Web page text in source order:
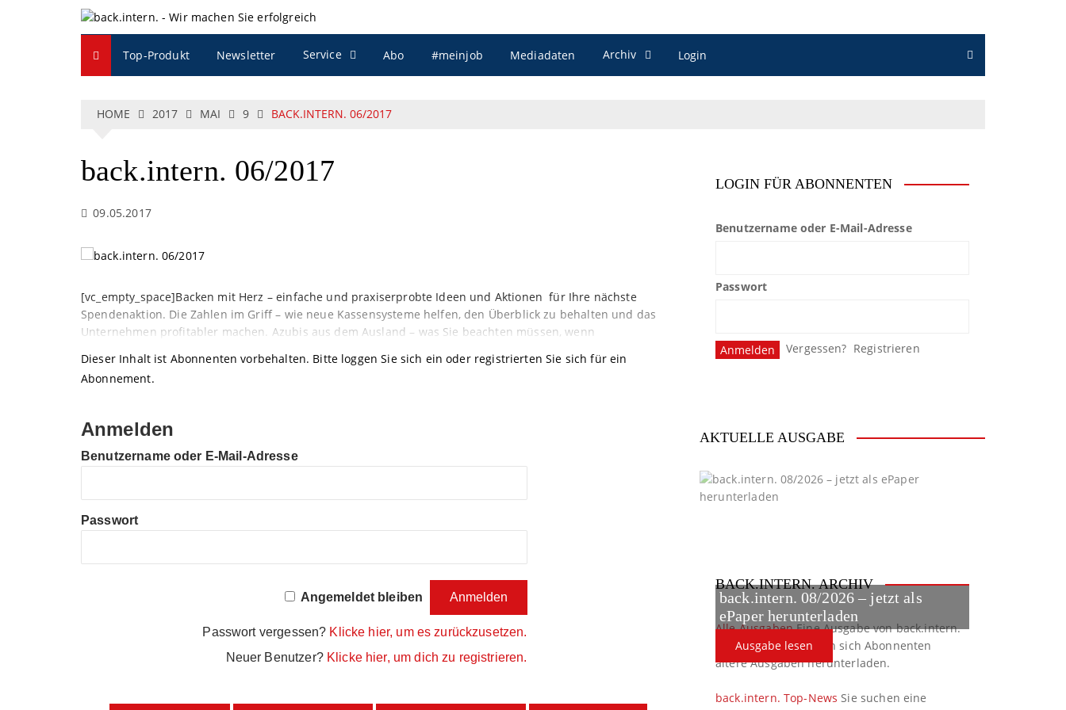
Top-Produkt Newsletter Service Abo #meinjob Mediadaten Archiv Login
HOME 2017 MAI 9 BACK.INTERN. 06/2017
back.intern. 06/2017
09.05.2017
[vc_empty_space]Backen mit Herz – einfache und praxiserprobte Ideen und Aktionen für Ihre nächste
Spendenaktion. Die Zahlen im Griff – wie neue Kassensysteme helfen, den Überblick zu behalten und das
Unternehmen profitabler machen. Azubis aus dem Ausland – was Sie beachten müssen, wenn
Dieser Inhalt ist Abonnenten vorbehalten. Bitte loggen Sie sich ein oder registrierten Sie sich für ein
Abonnement.
Anmelden
Benutzername oder E-Mail-Adresse
Passwort
Angemeldet bleiben
Passwort vergessen? Klicke hier, um es zurückzusetzen.
Neuer Benutzer? Klicke hier, um dich zu registrieren.
LOGIN FÜR ABONNENTEN
Benutzername oder E-Mail-Adresse
Passwort
Vergessen? Registrieren
AKTUELLE AUSGABE
back.intern. 08/2026 – jetzt als
ePaper herunterladen
Ausgabe lesen
BACK.INTERN. ARCHIV
Alle AusgabenEine Ausgabe von back.intern.
verpasst? Hier können sich Abonnenten
ältere Ausgaben herunterladen.
back.intern. Top-News Sie suchen eine